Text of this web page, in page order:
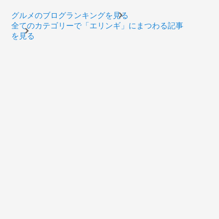
グルメのブログランキングを見る
全てのカテゴリーで「エリンギ」にまつわる記事
を見る